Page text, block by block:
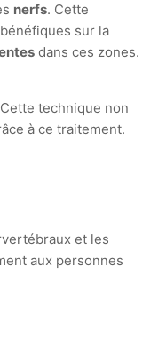
nerfs. Cette
sur la
dans ces zones.
technique non
à ce traitement.
et les
aux personnes